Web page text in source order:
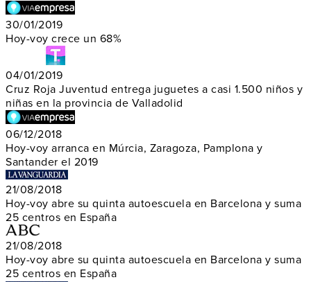
30/01/2019
Hoy-voy crece un 68%
04/01/2019
Cruz Roja Juventud entrega juguetes a casi 1.500 niños y
niñas en la provincia de Valladolid
06/12/2018
Hoy-voy arranca en Múrcia, Zaragoza, Pamplona y
Santander el 2019
21/08/2018
Hoy-voy abre su quinta autoescuela en Barcelona y suma
25 centros en España
21/08/2018
Hoy-voy abre su quinta autoescuela en Barcelona y suma
25 centros en España